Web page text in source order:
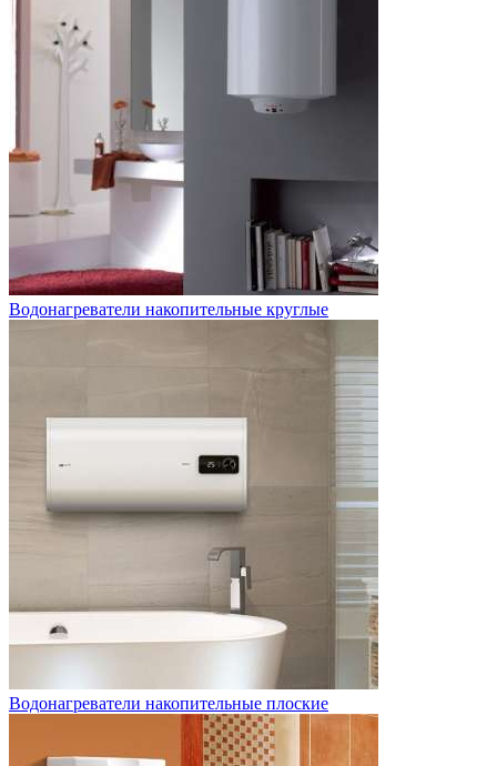
Водонагреватели накопительные круглые
Водонагреватели накопительные плоские